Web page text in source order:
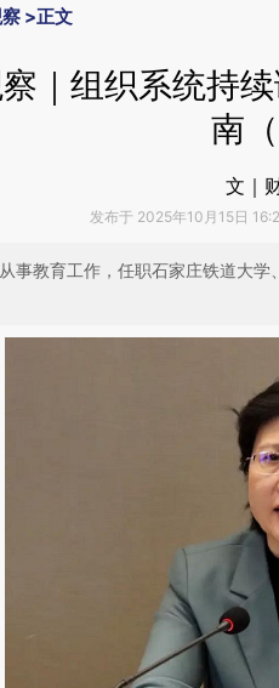
>正文
｜组织系统持
南
文｜
发布于 2025年10月15日
事教育工作，任职石家庄铁道大